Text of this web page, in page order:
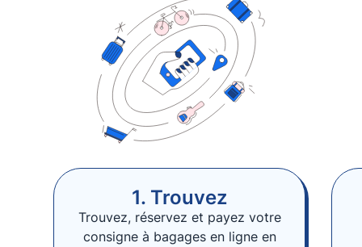
1. Trouvez
Trouvez, réservez et payez votre
consigne à bagages en ligne en